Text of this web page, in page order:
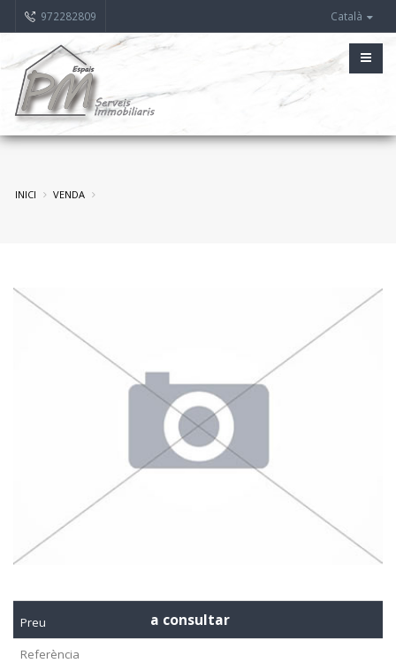
972282809 Català
INICI VENDA
Preu a consultar
Referència